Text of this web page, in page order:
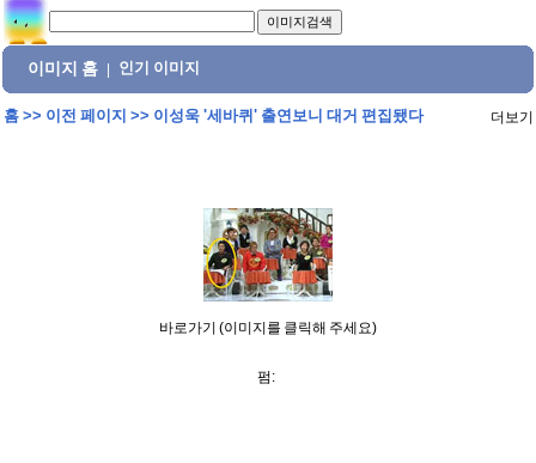
이미지 홈 인기 이미지
홈>> 이전 페이지 >> 이성욱 '세바퀴' 출연보니 대거 편집됐다 더보기
바로가기 (이미지를 클릭해 주세요)
펌: